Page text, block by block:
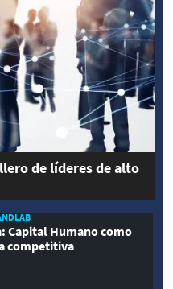
de líderes de alto
Capital Humano como
competitiva